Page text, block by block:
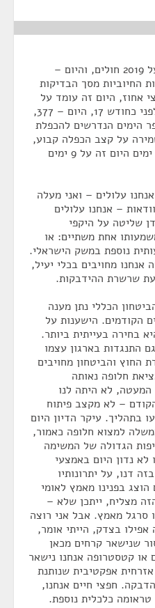
אז לפני כחודש אנחנו מדברים על 2019 חולים, והיום –
החיוביות מסך הבדיקות
אחוז, היום זה עומד על
2.73%. חולים חדשים יומיים – לפני כחודש 17, היום – 377,
הימים הנדרשים להכפלת
על קצב הכפלה קבוע,
אם לפני כחודש זה עמד על 178 ימים היום זה על 9 ימים
עלולים – ואני מעלה
– אנחנו עלולים
שליטה על היקפי
אחת משתיים: או
נוספת במשק הישראלי.
אנחנו מחויבים בכלי יעיל,
שרשרת ההידבקות.
הכללי נתן מענה
הקודמים. הישענות על
בחירה בעייתית ביותר.
התנגדות בארגון עצמו
החוץ והביטחון מחויבים
חלופה נאותה
המעטה, לא היתה לנו
– לא מקצב פיתוח
בתהליך. עיקר הדיון היום
למצוא חלופה כאמור,
הגדולה של המשימה
לא נדון היום באמצעי
דנו, על יתרונותיו
הוצג בפנינו מאמץ לאומי
מצליח, ייתכן שלא –
סרגל מאמץ. אבל אני רוצה
בצדק, הייתי אומר,
שנישאר קרחים מכאן
או קטסטרופה אנחנו נישאר
אפקטיבית שנותנת
חפצי חיים אנחנו,
כלכלית נוספת.